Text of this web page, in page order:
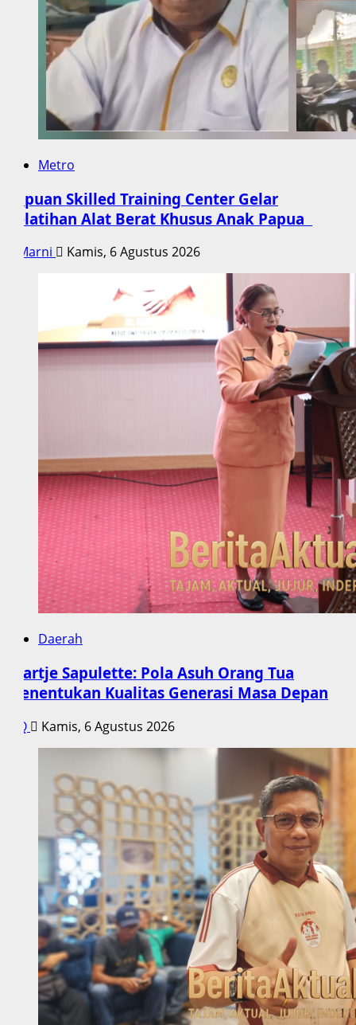
Metro
Papuan Skilled Training Center Gelar
Pelatihan Alat Berat Khusus Anak Papua
Marni Kamis, 6 Agustus 2026
Daerah
Saartje Sapulette: Pola Asuh Orang Tua
Menentukan Kualitas Generasi Masa Depan
Q Kamis, 6 Agustus 2026